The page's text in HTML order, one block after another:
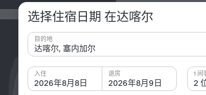
选择住宿日期 在达喀尔
目的地
2026年8月8日
入住
2026年8月9日
退房
2
1 间